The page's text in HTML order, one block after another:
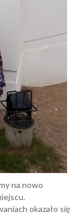
na nowo
okazało się